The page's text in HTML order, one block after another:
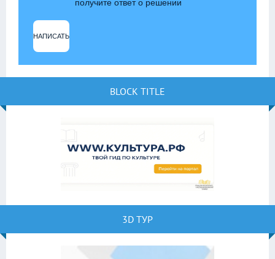
получите ответ о решении
НАПИСАТЬ
BLOCK TITLE
3D ТУР